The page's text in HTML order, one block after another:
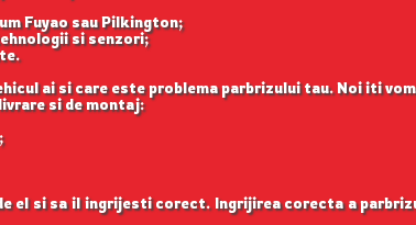
Fuyao sau Pilkington;
si senzori;
ai si care este problema parbrizului tau. Noi iti
si de montaj:
el si sa il ingrijesti corect. Ingrijirea corecta a